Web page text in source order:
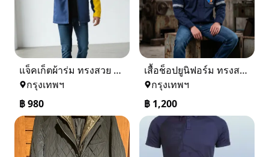
แจ็คเก็ตผ้าร่ม ทรงสวย ใส่ได้ทุกวัน
กรุงเทพฯ
฿980
เสื้อช็อปยูนิฟอร์ม ทรงสวย งานคุณภาพ พร้อมใช้งานจริง
กรุงเทพฯ
฿ 1,200